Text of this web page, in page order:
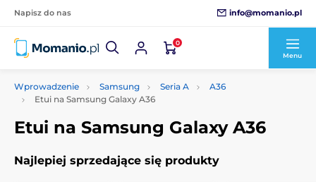
Napisz do nas info@momanio.pl
0
Menu
Wprowadzenie Samsung Seria A
A36
Etui na Samsung Galaxy A36
Etui na Samsung Galaxy A36
Najlepiej sprzedające się produkty